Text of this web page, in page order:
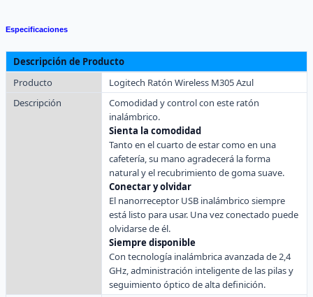
Especificaciones
Descripción de Producto
Producto
Logitech Ratón Wireless M305 Azul
Descripción
Comodidad y control con este ratón
inalámbrico.
Sienta la comodidad
Tanto en el cuarto de estar como en una
cafetería, su mano agradecerá la forma
natural y el recubrimiento de goma suave.
Conectar y olvidar
El nanorreceptor USB inalámbrico siempre
está listo para usar. Una vez conectado puede
olvidarse de él.
Siempre disponible
Con tecnología inalámbrica avanzada de 2,4
GHz, administración inteligente de las pilas y
seguimiento óptico de alta definición.